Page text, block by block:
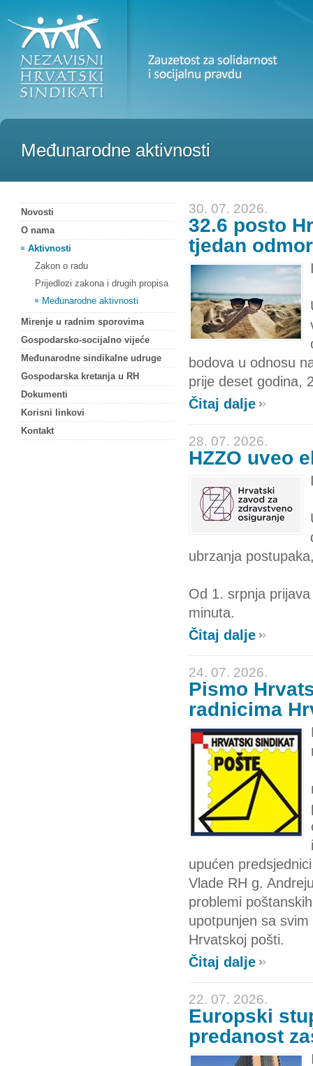
Međunarodne aktivnosti
30. 07. 2026.
32.6 posto
tjedan
bodova u odnosu
prije deset godina,
Čitaj dalje
28. 07. 2026.
HZZO uveo
ubrzanja
Od 1. srpnja
minuta.
Čitaj dalje
24. 07. 2026.
Pismo
radnicima
upućen
Vlade RH g.
problemi
upotpunjen sa
Hrvatskoj pošti.
Čitaj dalje
22. 07. 2026.
Europski
predanost
Novosti
O nama
Aktivnosti
Zakon o radu
Prijedlozi zakona i drugih propisa
Međunarodne aktivnosti
Mirenje u radnim sporovima
Gospodarsko-socijalno vijeće
Međunarodne sindikalne udruge
Gospodarska kretanja u RH
Dokumenti
Korisni linkovi
Kontakt